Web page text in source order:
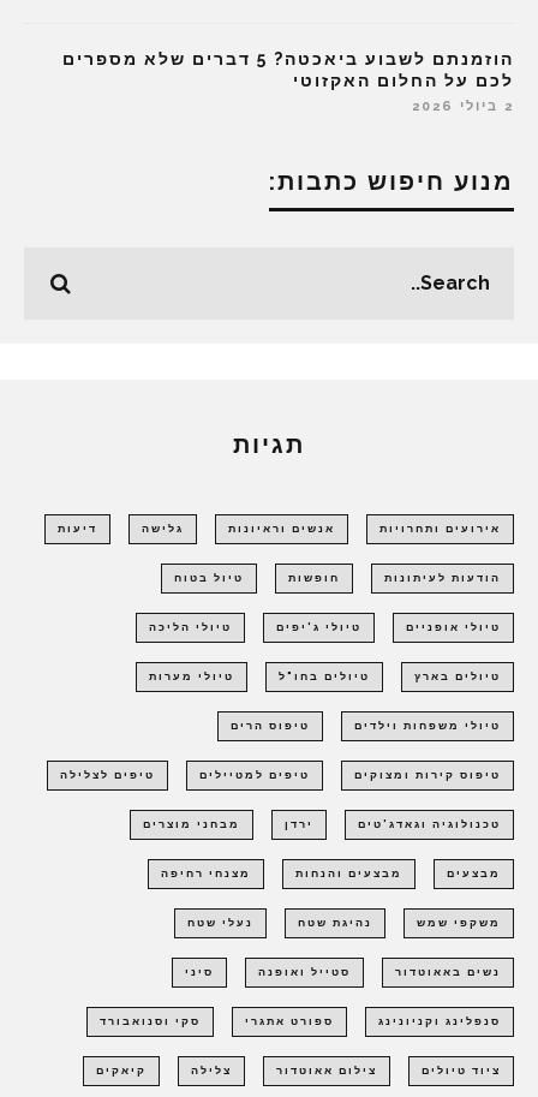
הוזמנתם לשבוע ביאכטה? 5 דברים שלא מספרים
לכם על החלום האקזוטי
2 ביולי 2026
מנוע חיפוש כתבות:
תגיות
אירועים ותחרויות אנשים וראיונות גלישה דיעות
הודעות לעיתונות חופשות טיול בטוח
טיולי אופניים טיולי ג'יפים טיולי הליכה
טיולים בארץ טיולים בחו"ל טיולי מערות
טיולי משפחות וילדים טיפוס הרים
טיפוס קירות ומצוקים טיפים למטיילים טיפים לצלילה
טכנולוגיה וגאדג'טים ירדן מבחני מוצרים
מבצעים מבצעים והנחות מצנחי רחיפה
משקפי שמש נהיגת שטח נעלי שטח
נשים באאוטדור סטייל ואופנה סיני
סנפלינג וקניונינג ספורט אתגרי סקי וסנואבורד
ציוד טיולים צילום אאוטדור צלילה קיאקים